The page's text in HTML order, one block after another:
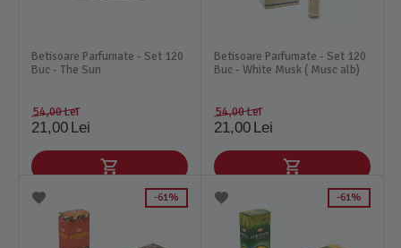
Betisoare Parfumate - Set 120
Buc - The Sun
54,00Lei
21,00 Lei
Betisoare Parfumate - Set 120
Buc - White Musk ( Musc alb)
54,00Lei
21,00 Lei
61% 61%